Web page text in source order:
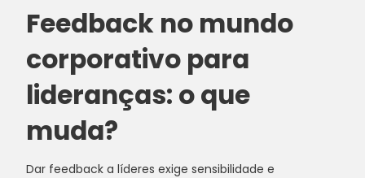
Feedback no mundo
corporativo para
lideranças: o que
muda?
Dar feedback a líderes exige sensibilidade e